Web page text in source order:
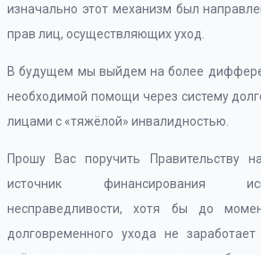
изначально этот механизм был
прав лиц, осуществляющих уход.
В будущем мы выйдем на более
необходимой помощи через систему
лицами с «тяжёлой» инвалидностью.
Прошу Вас поручить Правительству
источник финансирования
несправедливости, хотя бы до
долговременного ухода не